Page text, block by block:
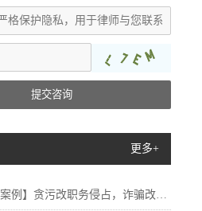
提交咨询
更多+
例】贪污改职务侵占，诈骗改挪...